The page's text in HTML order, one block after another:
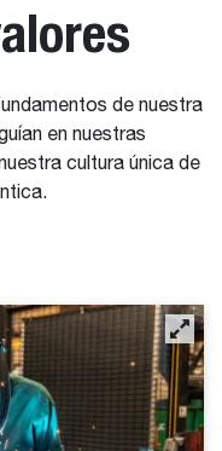
de nuestra
en nuestras
cultura única de